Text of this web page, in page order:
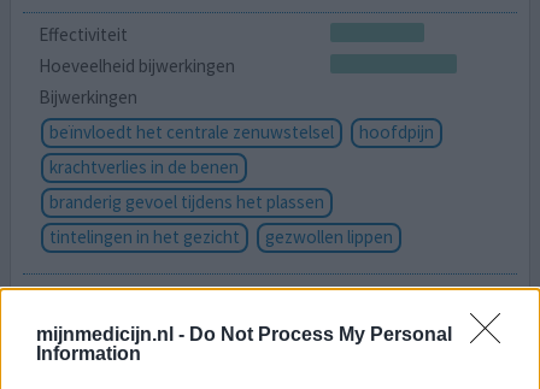
mijnmedicijn.nl - Do Not Process My Personal
Information
Effectiviteit
Hoeveelheid bijwerkingen
Bijwerkingen
beïnvloedt het centrale zenuwstelsel
hoofdpijn
krachtverlies in de benen
branderig gevoel tijdens het plassen
tintelingen in het gezicht
gezwollen lippen
Na 2 dagen gebruik verminderden de plasklachten maar
kreeg ik het gevoel dat mijn blaas, daarna hele buik en
onderlichaam in brand stonden. Ik werd ook onvast op